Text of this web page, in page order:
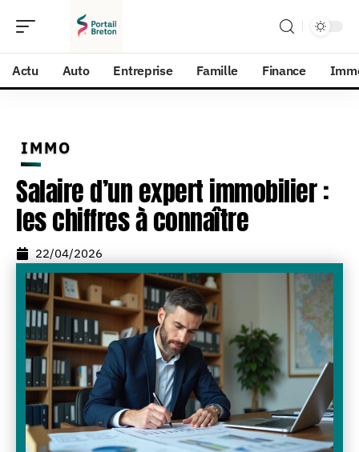
Actu Auto Entreprise Famille Finance
IMMO
Salaire d’un expert immobilier :
les chiffres à connaître
22/04/2026